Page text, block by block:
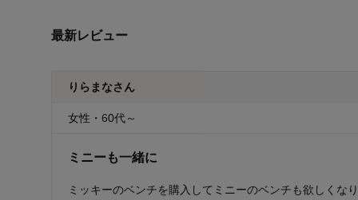
最新レビュー
りらまなさん
女性・60代～
ミニーも一緒に
ミッキーのベンチを購入してミニーのベンチも欲しく